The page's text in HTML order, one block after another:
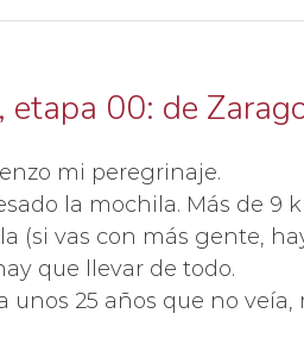
etapa 00: de
mi peregrinaje.
la mochila. Más de
(si vas con más gente,
que llevar de todo.
unos 25 años que no